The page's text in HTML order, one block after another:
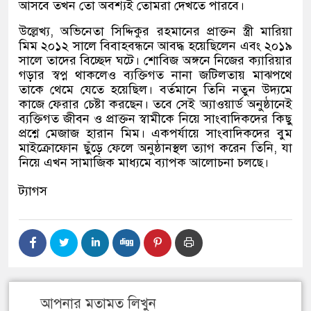
আসবে তখন তো অবশ্যই তোমরা দেখতে পারবে।
উল্লেখ্য,অভিনেতা সিদ্দিকুর রহমানের প্রাক্তন স্ত্রী মারিয়া
মিম ২০১২ সালে বিবাহবন্ধনে আবদ্ধ হয়েছিলেন এবং ২০১৯
সালে তাদের বিচ্ছেদ ঘটে। শোবিজ অঙ্গনে নিজের ক্যারিয়ার
গড়ার স্বপ্ন থাকলেও ব্যক্তিগত নানা জটিলতায় মাঝপথে
তাকে থেমে যেতে হয়েছিল। বর্তমানে তিনি নতুন উদ্যমে
কাজে ফেরার চেষ্টা করছেন। তবে সেই অ্যাওয়ার্ড অনুষ্ঠানেই
ব্যক্তিগত জীবন ও প্রাক্তন স্বামীকে নিয়ে সাংবাদিকদের কিছু
প্রশ্নে মেজাজ হারান মিম। একপর্যায়ে সাংবাদিকদের বুম
মাইক্রোফোন ছুঁড়ে ফেলে অনুষ্ঠানস্থল ত্যাগ করেন তিনি,যা
নিয়ে এখন সামাজিক মাধ্যমে ব্যাপক আলোচনা চলছে।
ট্যাগস
আপনার মতামত লিখুন